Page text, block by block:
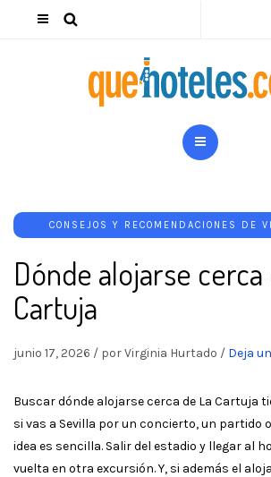
CONSEJOS Y RECOMENDACIONES DE
Dónde alojarse cerca
Cartuja
junio 17, 2026 / por Virginia Hurtado / Deja
Buscar dónde alojarse cerca de La Cartuja
si vas a Sevilla por un concierto, un partido
idea es sencilla. Salir del estadio y llegar al
vuelta en otra excursión. Y, si además el